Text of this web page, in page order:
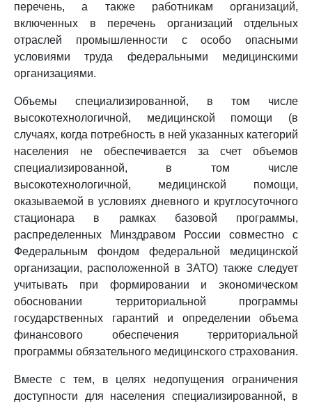
перечень, а также работникам организаций,
включенных в перечень организаций отдельных
отраслей промышленности с особо опасными
условиями труда федеральными медицинскими
организациями.
Объемы специализированной, в том числе
высокотехнологичной, медицинской помощи (в
случаях, когда потребность в ней указанных категорий
населения не обеспечивается за счет объемов
специализированной, в том числе
высокотехнологичной, медицинской помощи,
оказываемой в условиях дневного и круглосуточного
стационара в рамках базовой программы,
распределенных Минздравом России совместно с
Федеральным фондом федеральной медицинской
организации, расположенной в ЗАТО) также следует
учитывать при формировании и экономическом
обосновании территориальной программы
государственных гарантий и определении объема
финансового обеспечения территориальной
программы обязательного медицинского страхования.
Вместе с тем, в целях недопущения ограничения
доступности для населения специализированной, в